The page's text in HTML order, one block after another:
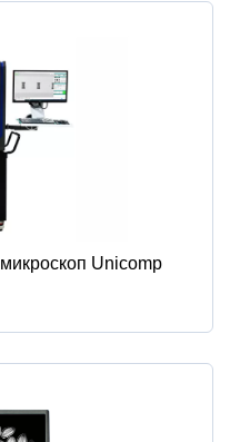
Unicomp